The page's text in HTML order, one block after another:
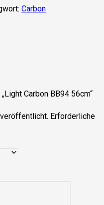
Carbon
Carbon BB94 56cm“
Erforderliche